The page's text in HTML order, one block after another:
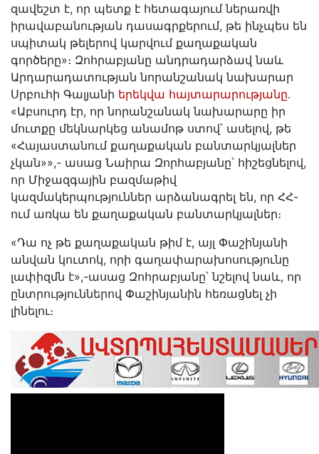
զավեշտ է, որ պետք է հետագայում ներառվի
իրավաբանության դասագրքերում, թե ինչպես են
սպիտակ թելերով կարվում քաղաքական
գործերը»։ Զոհրաբյանը անդրադարձավ նաև
Արդարադատության նորանշանակ նախարար
Սրբուհի Գալյանի երեկվա հայտարարությանը․
«Աբսուրդ էր, որ նորանշանակ նախարարը իր
մուտքը մեկնարկեց անամոթ ստով՝ ասելով, թե
«Հայաստանում քաղաքական բանտարկյալներ
չկան»»,- ասաց Նաիրա Զորհաբյանը՝ հիշեցնելով,
որ Միջազգային բազմաթիվ
կազմակերպություններ արձանագրել են, որ ՀՀ-
ում առկա են քաղաքական բանտարկյալներ։
«Դա ոչ թե քաղաքական թիմ է, այլ Փաշինյանի
անվան կուտոկ, որի գաղափարախոսությունը
լափիզմն է»,-ասաց Զոհրաբյանը՝ նշելով նաև, որ
ընտրություններով Փաշինյանին հեռացնել չի
լինելու։